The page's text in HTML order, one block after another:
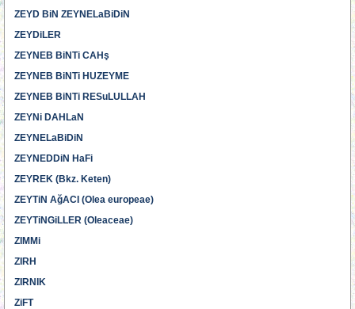
ZEYD BiN ZEYNELaBiDiN
ZEYDiLER
ZEYNEB BiNTi CAHş
ZEYNEB BiNTi HUZEYME
ZEYNEB BiNTi RESuLULLAH
ZEYNi DAHLaN
ZEYNELaBiDiN
ZEYNEDDiN HaFi
ZEYREK (Bkz. Keten)
ZEYTiN AğACI (Olea europeae)
ZEYTiNGiLLER (Oleaceae)
ZIMMi
ZIRH
ZIRNIK
ZiFT